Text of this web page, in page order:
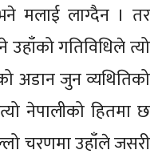
मलाई लाग्दैन । तर
गतिविधिले त्यो
अडान जुन व्यथितिको
नेपालीको हितमा छ
चरणमा उहाँले जसरी